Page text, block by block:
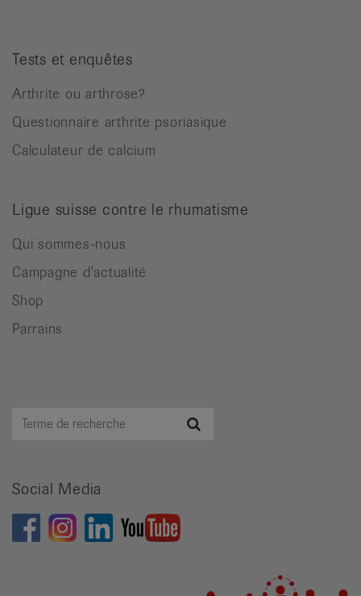
Tests et enquêtes
Arthrite ou arthrose?
Questionnaire arthrite psoriasique
Calculateur de calcium
Ligue suisse contre le rhumatisme
Qui sommes-nous
Campagne d'actualité
Shop
Parrains
Terme
Social Media